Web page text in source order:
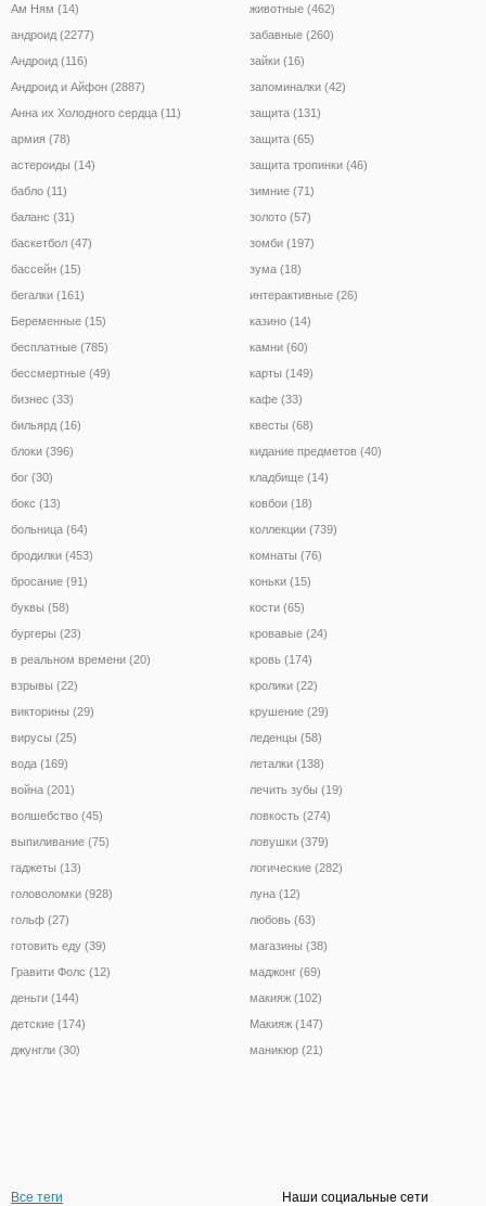
Ам Ням (14)
андроид (2277)
Андроид (116)
Андроид и Айфон (2887)
Анна их Холодного сердца (11)
армия (78)
астероиды (14)
бабло (11)
баланс (31)
баскетбол (47)
бассейн (15)
бегалки (161)
Беременные (15)
бесплатные (785)
бессмертные (49)
бизнес (33)
бильярд (16)
блоки (396)
бог (30)
бокс (13)
больница (64)
бродилки (453)
бросание (91)
буквы (58)
бургеры (23)
в реальном времени (20)
взрывы (22)
викторины (29)
вирусы (25)
вода (169)
война (201)
волшебство (45)
выпиливание (75)
гаджеты (13)
головоломки (928)
гольф (27)
готовить еду (39)
Гравити Фолс (12)
деньги (144)
детские (174)
джунгли (30)
животные (462)
забавные (260)
зайки (16)
запоминалки (42)
защита (131)
защита (65)
защита тропинки (46)
зимние (71)
золото (57)
зомби (197)
зума (18)
интерактивные (26)
казино (14)
камни (60)
карты (149)
кафе (33)
квесты (68)
кидание предметов (40)
кладбище (14)
ковбои (18)
коллекции (739)
комнаты (76)
коньки (15)
кости (65)
кровавые (24)
кровь (174)
кролики (22)
крушение (29)
леденцы (58)
леталки (138)
лечить зубы (19)
ловкость (274)
ловушки (379)
логические (282)
луна (12)
любовь (63)
магазины (38)
маджонг (69)
макияж (102)
Макияж (147)
маникюр (21)
Все теги
Наши социальные сети